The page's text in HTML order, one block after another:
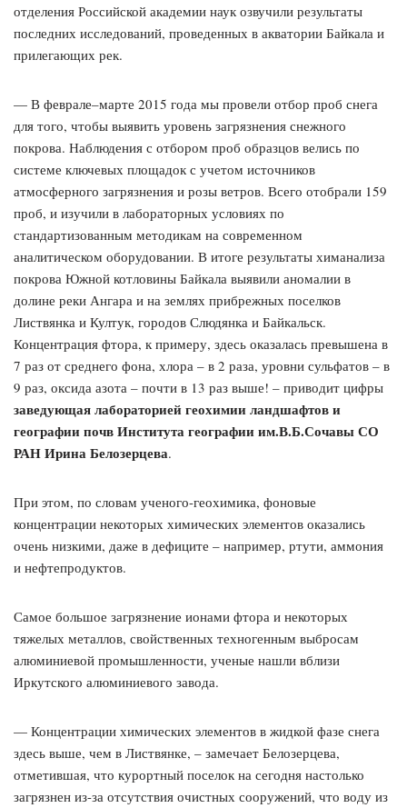
отделения Российской академии наук озвучили результаты
последних исследований, проведенных в акватории Байкала и
прилегающих рек.
— В феврале–марте 2015 года мы провели отбор проб снега
для того, чтобы выявить уровень загрязнения снежного
покрова. Наблюдения с отбором проб образцов велись по
системе ключевых площадок с учетом источников
атмосферного загрязнения и розы ветров. Всего отобрали 159
проб, и изучили в лабораторных условиях по
стандартизованным методикам на современном
аналитическом оборудовании. В итоге результаты химанализа
покрова Южной котловины Байкала выявили аномалии в
долине реки Ангара и на землях прибрежных поселков
Листвянка и Култук, городов Слюдянка и Байкальск.
Концентрация фтора, к примеру, здесь оказалась превышена в
7 раз от среднего фона, хлора – в 2 раза, уровни сульфатов – в
9 раз, оксида азота – почти в 13 раз выше! – приводит цифры
заведующая лабораторией геохимии ландшафтов и
географии почв Института географии им.В.Б.Сочавы СО
РАН Ирина Белозерцева.
При этом, по словам ученого-геохимика, фоновые
концентрации некоторых химических элементов оказались
очень низкими, даже в дефиците – например, ртути, аммония
и нефтепродуктов.
Самое большое загрязнение ионами фтора и некоторых
тяжелых металлов, свойственных техногенным выбросам
алюминиевой промышленности, ученые нашли вблизи
Иркутского алюминиевого завода.
— Концентрации химических элементов в жидкой фазе снега
здесь выше, чем в Листвянке, – замечает Белозерцева,
отметившая, что курортный поселок на сегодня настолько
загрязнен из-за отсутствия очистных сооружений, что воду из